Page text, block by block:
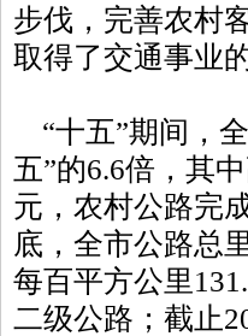
步伐，完善农村
取得了交通事业
“十五”期间，
五”的6.6倍，其
元，农村公路完
底，全市公路总
每百平方公里
二级公路；截止